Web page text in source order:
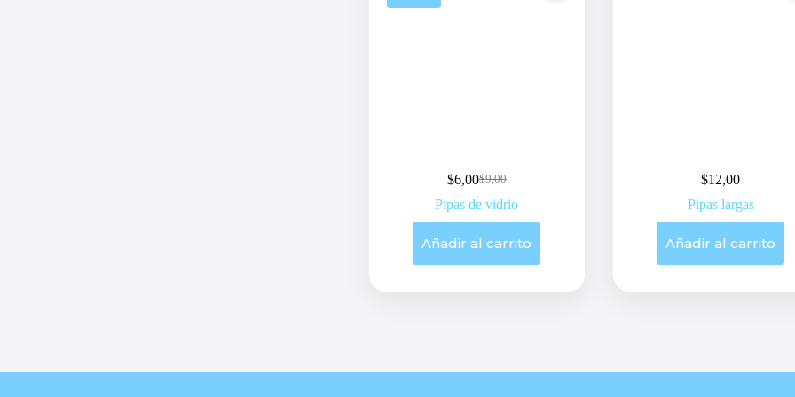
$9,00
Original
price
$6,00Current
price
Pipas de vidrio
Añadir al carrito
$12,00
Pipas largas
Añadir al carrito